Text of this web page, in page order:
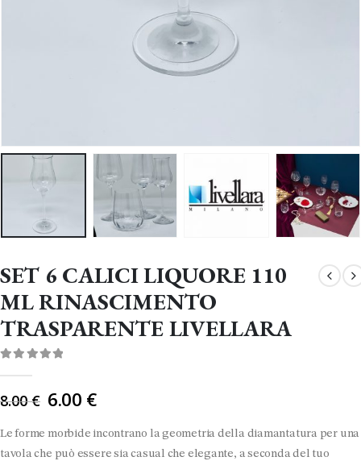
SET 6 CALICI LIQUORE 110
ML RINASCIMENTO
TRASPARENTE LIVELLARA
8.00€ Il
originale
era:
6.00 €
Le forme morbide incontrano la geometria della diamantatura per una
tavola che può essere sia casual che elegante, a seconda del tuo